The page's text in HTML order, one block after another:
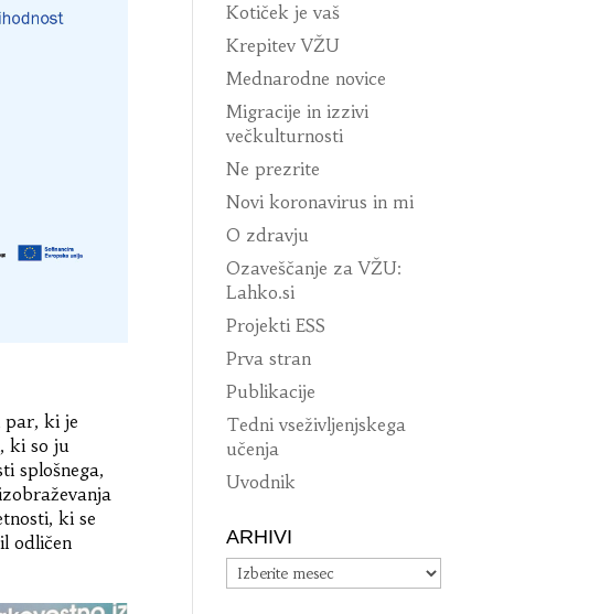
par, ki je
ki so ju
splošnega,
ki se
odličen
Kotiček je vaš
Krepitev VŽU
Mednarodne novice
Migracije in izzivi
večkulturnosti
Ne prezrite
Novi koronavirus in mi
O zdravju
Ozaveščanje za VŽU:
Lahko.si
Projekti ESS
Prva stran
Publikacije
Tedni vseživljenjskega
učenja
Uvodnik
ARHIVI
Arhivi